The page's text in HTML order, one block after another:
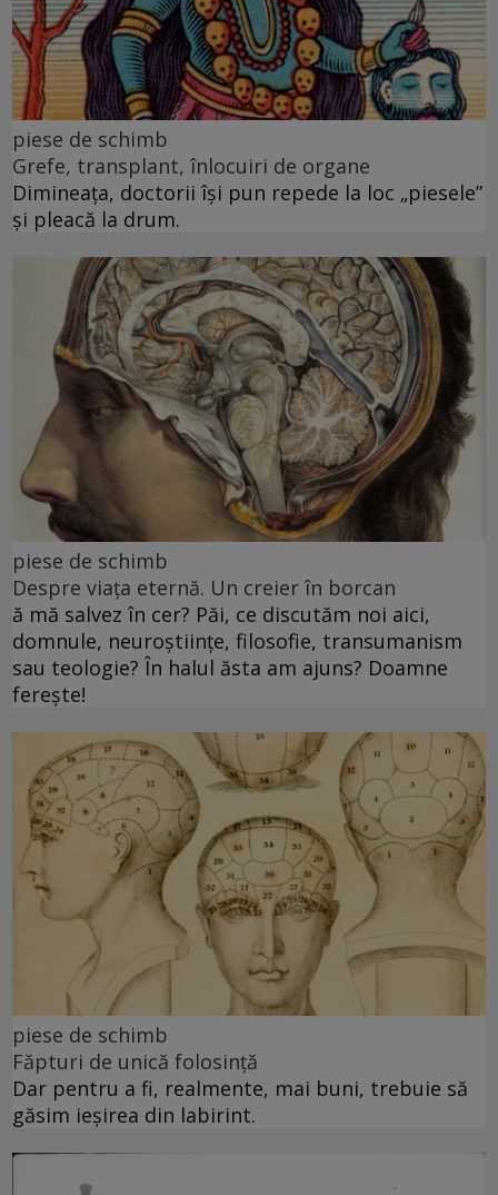
piese de schimb
Grefe, transplant, înlocuiri de organe
Dimineața, doctorii își pun repede la loc „piesele”
și pleacă la drum.
piese de schimb
Despre viața eternă. Un creier în borcan
ă mă salvez în cer? Păi, ce discutăm noi aici,
domnule, neuroștiințe, filosofie, transumanism
sau teologie? În halul ăsta am ajuns? Doamne
ferește!
piese de schimb
Făpturi de unică folosință
Dar pentru a fi, realmente, mai buni, trebuie să
găsim ieșirea din labirint.